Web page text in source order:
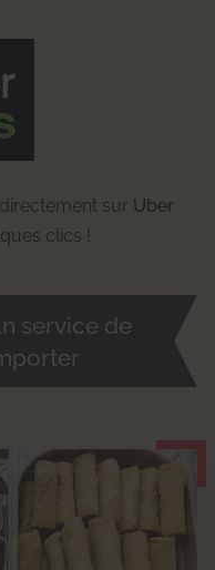
sur Uber
clics !
service de